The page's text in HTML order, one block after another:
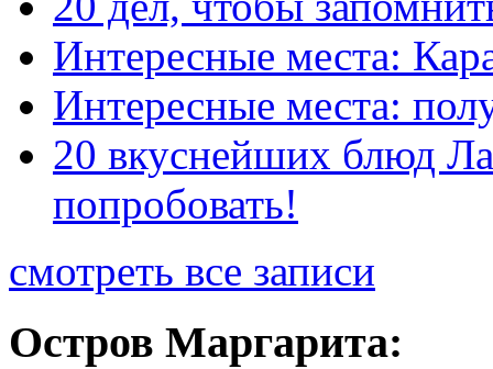
Интересные места:
Интересные места:
20 вкуснейших блюд
попробовать!
смотреть все записи
Остров Маргарита: